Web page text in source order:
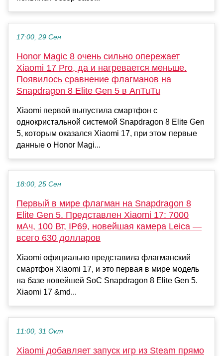
17:00, 29 Сен
Honor Magic 8 очень сильно опережает
Xiaomi 17 Pro, да и нагревается меньше.
Появилось сравнение флагманов на
Snapdragon 8 Elite Gen 5 в AnTuTu
Xiaomi первой выпустила смартфон с
однокристальной системой Snapdragon 8 Elite Gen
5, которым оказался Xiaomi 17, при этом первые
данные о Honor Magi...
18:00, 25 Сен
Первый в мире флагман на Snapdragon 8
Elite Gen 5. Представлен Xiaomi 17: 7000
мАч, 100 Вт, IP69, новейшая камера Leica —
всего 630 долларов
Xiaomi официально представила флагманский
смартфон Xiaomi 17, и это первая в мире модель
на базе новейшей SoC Snapdragon 8 Elite Gen 5.
Xiaomi 17 &md...
11:00, 31 Окт
Xiaomi добавляет запуск игр из Steam прямо